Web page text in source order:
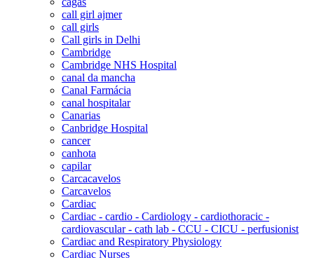
call girl ajmer
call girls
Call girls in Delhi
Cambridge
Cambridge NHS Hospital
canal da mancha
Canal Farmácia
canal hospitalar
Canarias
Canbridge Hospital
cancer
canhota
capilar
Carcacavelos
Carcavelos
Cardiac
Cardiac - cardio - Cardiology - cardiothoracic -
cardiovascular - cath lab - CCU - CICU - perfusionist
Cardiac and Respiratory Physiology
Cardiac Nurses